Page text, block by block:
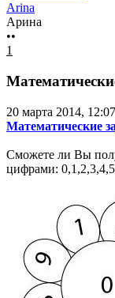
Arina
Арина
••
1
20 марта 2014, 12:07
Математические
Сможете ли Вы
цифрами: